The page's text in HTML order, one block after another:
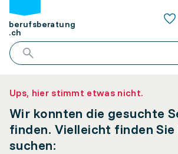
berufsberatung
.ch
Ups, hier stimmt etwas nicht.
Wir konnten die gesuchte
finden. Vielleicht finden Sie
suchen: